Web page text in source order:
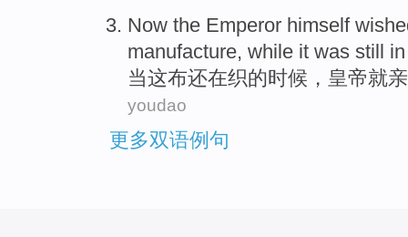
Now the Emperor himself
manufacture, while it was still in
当这布还在织的时候， 皇帝就
youdao
更多双语例句